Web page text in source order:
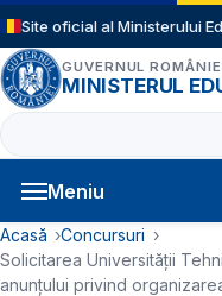
Sari la conținutul principal
Site oficial al Ministerului
GUVERNUL
MINISTERUL
Caută
Meniu
Navigație
Cale de navigare
Acasă
Concursuri
Solicitarea Universității
anunțului privind